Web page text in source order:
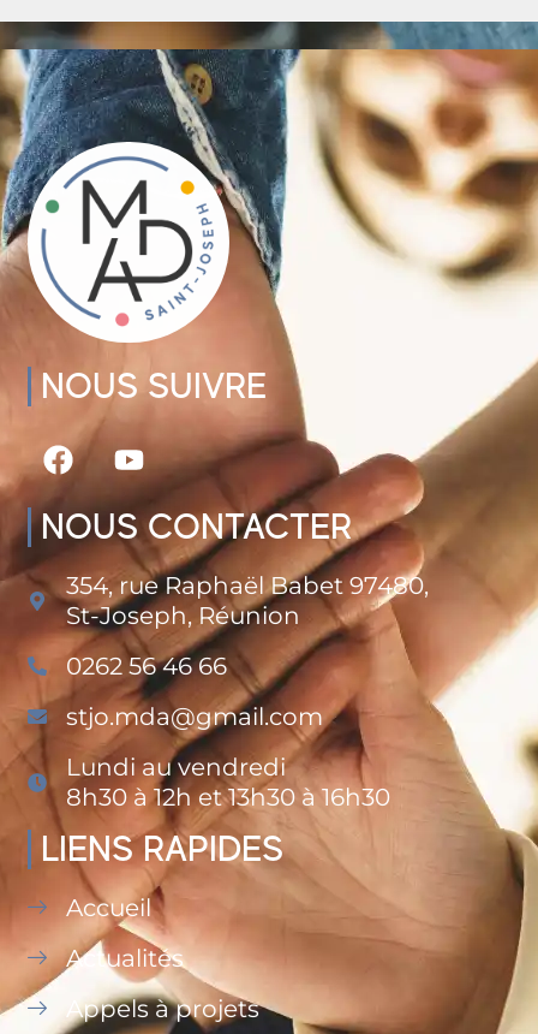
NOUS SUIVRE
NOUS CONTACTER
354, rue Raphaël Babet 97480,
St-Joseph, Réunion
0262 56 46 66
stjo.mda@gmail.com
Lundi au vendredi
8h30 à 12h et 13h30 à 16h30
LIENS RAPIDES
Accueil
Actualités
Appels à projets